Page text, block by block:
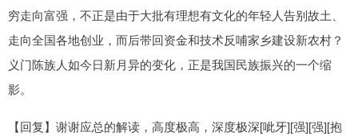
穷走向富强，不正是由于大批有理想有文化的年轻人告别故土、
走向全国各地创业，而后带回资金和技术反哺家乡建设新农村？
义门陈族人如今日新月异的变化，正是我国民族振兴的一个缩
影。
【回复】谢谢应总的解读，高度极高，深度极深[呲牙][强][强][抱